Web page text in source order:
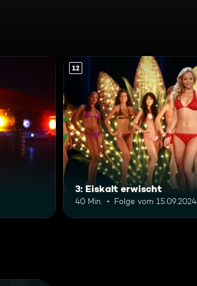
12
3: Eiskalt erwischt
40 Min. Folge vom 15.09.2024